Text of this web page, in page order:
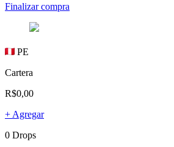
Finalizar compra
PE
Cartera
R$0,00
+ Agregar
0 Drops